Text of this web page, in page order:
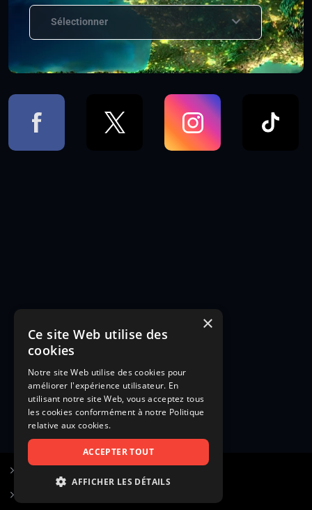
Sélectionner
×
Ce site Web utilise des
cookies
Notre site Web utilise des cookies pour
améliorer l'expérience utilisateur. En
utilisant notre site Web, vous acceptez tous
les cookies conformément à notre Politique
relative aux cookies.
ACCEPTER TOUT
AFFICHER LES DÉTAILS